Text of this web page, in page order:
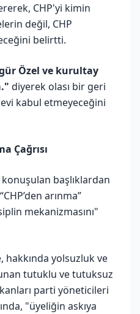
CHP'yi kimin
değil, CHP
belirtti.
Özel ve kurultay
diyerek olası bir geri
kabul etmeyeceğini
Çağrısı
başlıklardan
arınma”
mekanizmasını"
hakkında yolsuzluk ve
tutuklu ve tutuksuz
parti yöneticileri
"üyeliğin askıya